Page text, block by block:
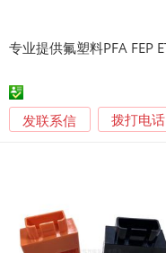
发联系信 拨打电话